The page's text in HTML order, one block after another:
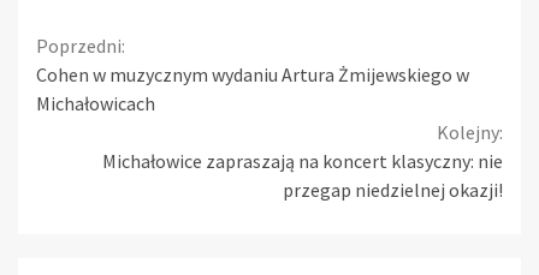
Continue
Reading
Poprzedni:
Cohen w muzycznym wydaniu Artura Żmijewskiego w
Michałowicach
Kolejny:
Michałowice zapraszają na koncert klasyczny: nie
przegap niedzielnej okazji!